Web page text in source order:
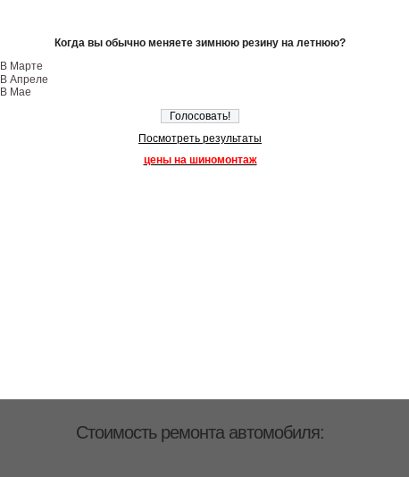
Когда вы обычно меняете зимнюю резину на летнюю?
В Марте
В Апреле
В Мае
Посмотреть результаты
цены на шиномонтаж
Стоимость ремонта автомобиля: